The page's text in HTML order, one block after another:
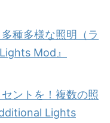
種多様な照明（ラ
Mod』
ントを！複数の照
Lights